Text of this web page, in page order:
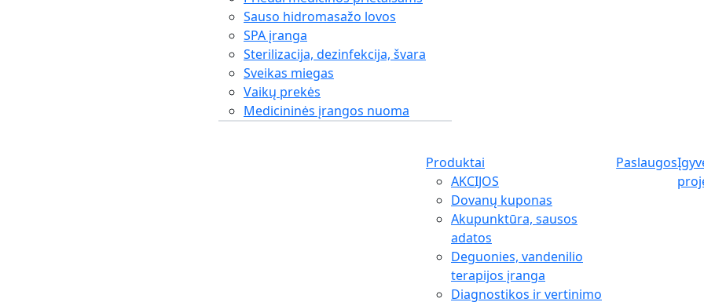
Sauso hidromasažo lovos
SPA įranga
Sterilizacija, dezinfekcija, švara
Sveikas miegas
Vaikų prekės
Medicininės įrangos nuoma
Produktai
AKCIJOS
Dovanų kuponas
Akupunktūra, sausos
adatos
Deguonies, vandenilio
terapijos įranga
Diagnostikos ir vertinimo
Paslaugos